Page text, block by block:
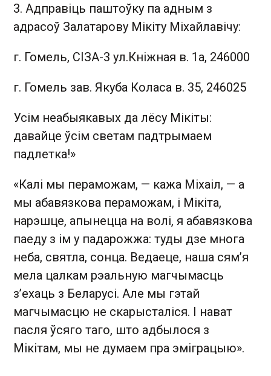
3. Адправіць паштоўку па адным з
адрасоў Залатарову Мікіту Міхайлавічу:
г. Гомель, СІЗА-3 ул.Кніжная в. 1а, 246000
г. Гомель зав. Якуба Коласа в. 35, 246025
Усім неабыякавых да лёсу Мікіты:
давайце ўсім светам падтрымаем
падлетка!»
«Калі мы пераможам, — кажа Міхаіл, — а
мы абавязкова пераможам, і Мікіта,
нарэшце, апынецца на волі, я абавязкова
паеду з ім у падарожжа: туды дзе многа
неба, святла, сонца. Ведаеце, наша сям’я
мела цалкам рэальную магчымасць
з’ехаць з Беларусі. Але мы гэтай
магчымасцю не скарысталіся. І нават
пасля ўсяго таго, што адбылося з
Мікітам, мы не думаем пра эміграцыю».